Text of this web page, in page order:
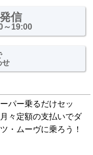
信
19:00
せ
ーパー乗るだけセッ
月々定額の支払いでダ
・ムーヴに乗ろう！